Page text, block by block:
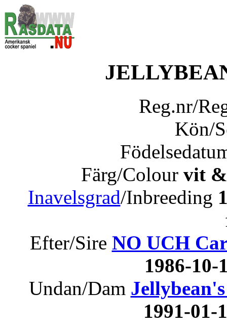
Reg.nr/
Kön/
Färg/Colour vit
Inavelsgrad/Inbreeding
Efter/Sire NO UCH
1986-
Undan/Dam
1991-